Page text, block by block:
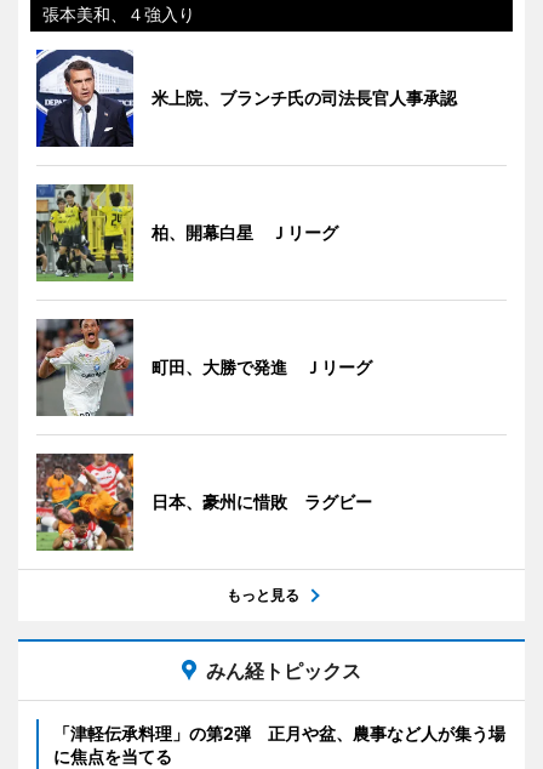
張本美和、４強入り
米上院、ブランチ氏の司法長官人事承認
柏、開幕白星 Ｊリーグ
町田、大勝で発進 Ｊリーグ
日本、豪州に惜敗 ラグビー
もっと見る
みん経トピックス
「津軽伝承料理」の第2弾 正月や盆、農事など人が集う場
に焦点を当てる